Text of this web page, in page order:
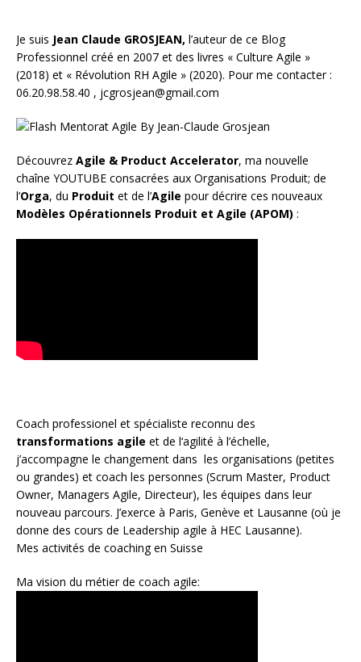
Je suis Jean Claude GROSJEAN, l’auteur de ce Blog
Professionnel créé en 2007 et des livres « Culture Agile »
(2018) et « Révolution RH Agile » (2020). Pour me contacter :
06.20.98.58.40 , jcgrosjean@gmail.com
Découvrez Agile & Product Accelerator, ma nouvelle
chaîne YOUTUBE consacrées aux Organisations Produit; de
l’Orga, du Produit et de l’Agile pour décrire ces nouveaux
Modèles Opérationnels Produit et Agile (APOM) :
Coach professionel et spécialiste reconnu des
transformations agile et de l‘agilité à l’échelle,
j’accompagne le changement dans les organisations (petites
ou grandes) et coach les personnes (Scrum Master, Product
Owner, Managers Agile, Directeur), les équipes dans leur
nouveau parcours. J’exerce à Paris, Genève et Lausanne (où je
donne des cours de Leadership agile à HEC Lausanne).
Mes activités de coaching en Suisse
Ma vision du métier de coach agile: